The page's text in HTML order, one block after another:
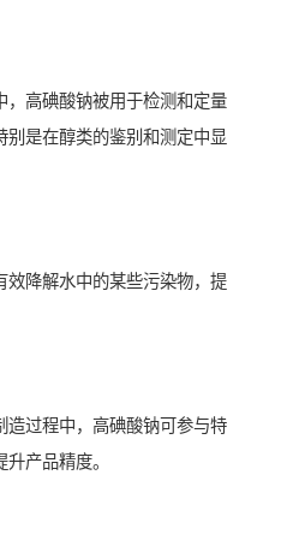
，高碘酸钠被用于检测和定量
别是在醇类的鉴别和测定中显
效降解水中的某些污染物，提
造过程中，高碘酸钠可参与特
产品精度。